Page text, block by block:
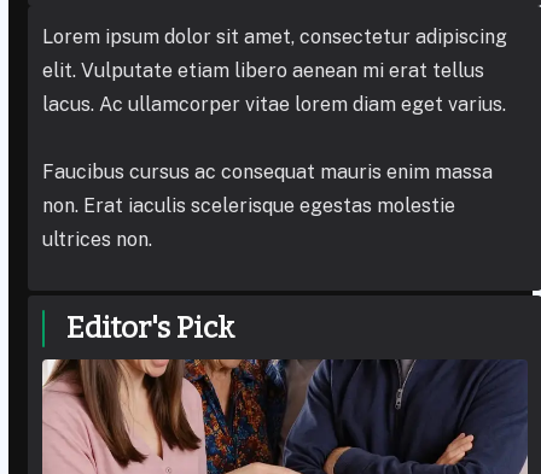
Lorem ipsum dolor sit amet, consectetur adipiscing
elit. Vulputate etiam libero aenean mi erat tellus
lacus. Ac ullamcorper vitae lorem diam eget varius.
Faucibus cursus ac consequat mauris enim massa
non. Erat iaculis scelerisque egestas molestie
ultrices non.
Editor's Pick